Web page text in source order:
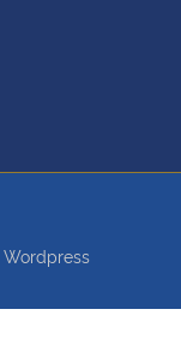
Wordpress